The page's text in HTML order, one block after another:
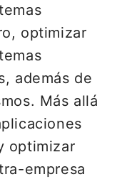
optimizar
además de
Más allá
optimizar
empresa